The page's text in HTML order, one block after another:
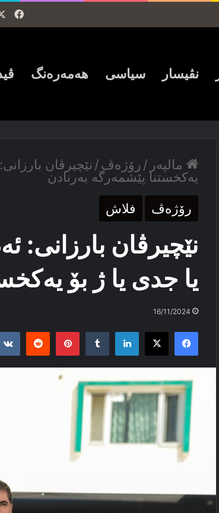
نڤیسار سیاسی ھەمەرەنگ
مالپەر / رۆژەڤ/ نێچیرڤان
یه‌کخستنا پێشمه‌رگه‌ بەرنادن
رۆژەڤ فلاش
نێچیرڤان بارزانی:
یا جدی یا ژ بۆ
16/11/2024
Facebook
X
LinkedIn
Tumblr
Pinterest